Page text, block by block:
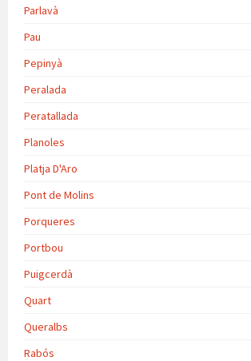
Parlavà
Pau
Pepinyà
Peralada
Peratallada
Planoles
Platja D'Aro
Pont de Molins
Porqueres
Portbou
Puigcerdà
Quart
Queralbs
Rabós